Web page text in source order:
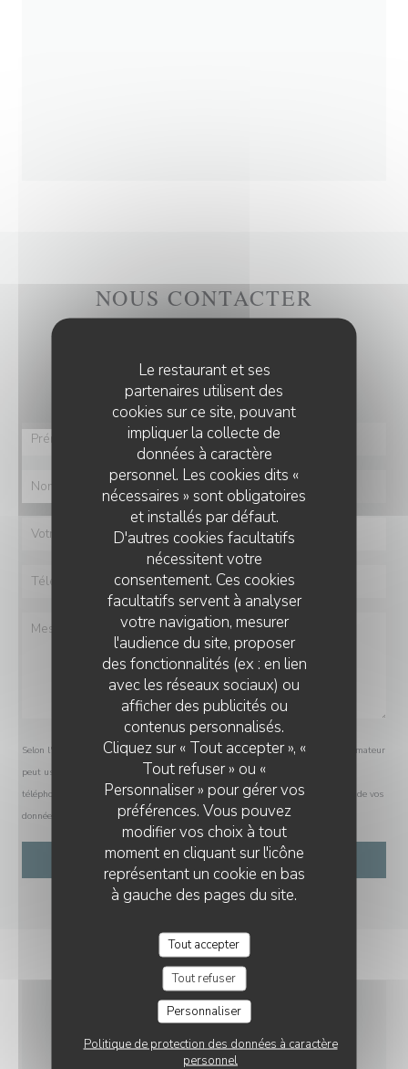
Le restaurant et ses
partenaires utilisent des
cookies sur ce site, pouvant
impliquer la collecte de
données à caractère
personnel. Les cookies dits «
nécessaires » sont obligatoires
et installés par défaut.
D'autres cookies facultatifs
nécessitent votre
consentement. Ces cookies
facultatifs servent à analyser
votre navigation, mesurer
l'audience du site, proposer
des fonctionnalités (ex : en lien
avec les réseaux sociaux) ou
afficher des publicités ou
contenus personnalisés.
Cliquez sur « Tout accepter », «
Tout refuser » ou «
Personnaliser » pour gérer vos
préférences. Vous pouvez
modifier vos choix à tout
moment en cliquant sur l'icône
représentant un cookie en bas
à gauche des pages du site.
Tout accepter
Tout refuser
Personnaliser
Politique de protection des données à caractère
personnel
NOUS CONTACTER
Remplissez le formulaire ci-dessous !
Selon l'article L.223-2 du code de la consommation, il est rappelé que le consommateur
peut user de son droit à s'inscrire sur la liste d'opposition au démarchage
téléphonique Bloctel : bloctel.gouv.fr. Pour plus d'informations sur le traitement de vos
données, consultez notrepolitique de confidentialité
INFOS PRATIQUES